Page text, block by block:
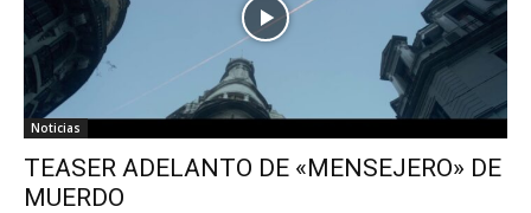
Noticias
TEASER ADELANTO DE «MENSEJERO» DE
MUERDO